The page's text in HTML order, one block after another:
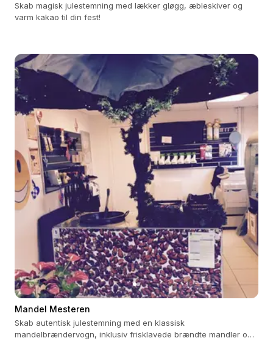
Skab magisk julestemning med lækker gløgg, æbleskiver og
varm kakao til din fest!
Mandel Mesteren
Skab autentisk julestemning med en klassisk
mandelbrændervogn, inklusiv frisklavede brændte mandler og